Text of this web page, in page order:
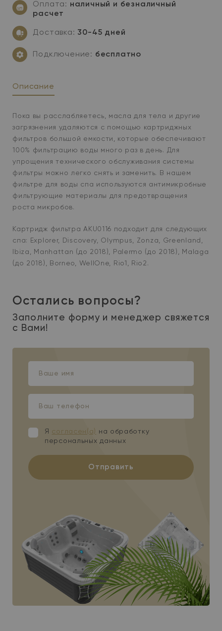
Оплата: наличный и безналичный
расчет
Доставка: 30-45 дней
Подключение: бесплатно
Описание
Пока вы расслабляетесь, масла для тела и другие
загрязнения удаляются с помощью картриджных
фильтров большой емкости, которые обеспечивают
100% фильтрацию воды много раз в день. Для
упрощения технического обслуживания системы
фильтры можно легко снять и заменить. В нашем
фильтре для воды спа используются антимикробные
фильтрующие материалы для предотвращения
роста микробов.
Картридж фильтра AKU0116 подходит для следующих
спа: Explorer, Discovery, Olympus, Zonza, Greenland,
Ibiza, Manhattan (до 2018), Palermo (до 2018), Malaga
(до 2018), Borneo, WellOne, Rio1, Rio2.
Остались вопросы?
Заполните форму и менеджер свяжется
с Вами!
имя
телефон
Я согласен(а) на обработку
персональных данных
Отправить